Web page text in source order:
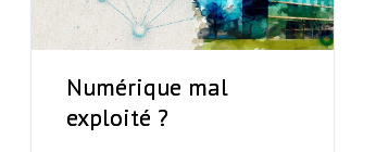
Numérique mal
exploité ?